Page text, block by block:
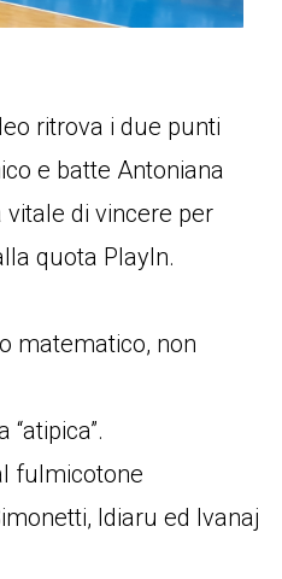
ritrova i due punti
e batte Antoniana
di vincere per
quota PlayIn.
matematico, non
fulmicotone
Idiaru ed Ivanaj